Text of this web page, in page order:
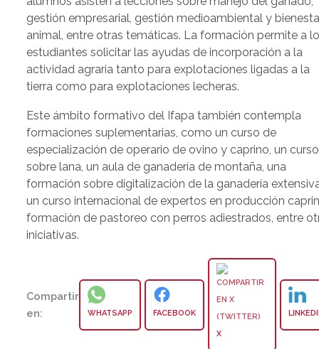
gestión empresarial, gestión medioambiental y
animal, entre otras temáticas. La formación permite a
estudiantes solicitar las ayudas de incorporación a la
actividad agraria tanto para explotaciones ligadas a la
tierra como para explotaciones lecheras.
Este ámbito formativo del Ifapa también contempla
formaciones suplementarias, como un curso de
especialización de operario de ovino y caprino, un curso
sobre lana, un aula de ganadería de montaña, una
formación sobre digitalización de la ganadería
un curso internacional de expertos en producción
formación de pastoreo con perros adiestrados, entre
iniciativas.
Compartir
en:
WHATSAPP FACEBOOK
X